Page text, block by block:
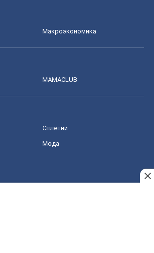
Mакроэкономика
MAMACLUB
Сплетни
Мода